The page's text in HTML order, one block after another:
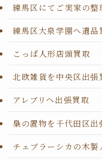
練馬区にてご実家の整
練馬区大泉学園へ遺品
こっぱ人形店頭買取
北欧雑貨を中央区出張
アレブリヘ出張買取
梟の置物を千代田区出
チェブラーシカの木製